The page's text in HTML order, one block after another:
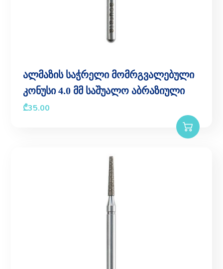
ალმაზის საჭრელი მომრგვალებული
კონუსი 4.0 მმ საშუალო აბრაზიული
₾35.00